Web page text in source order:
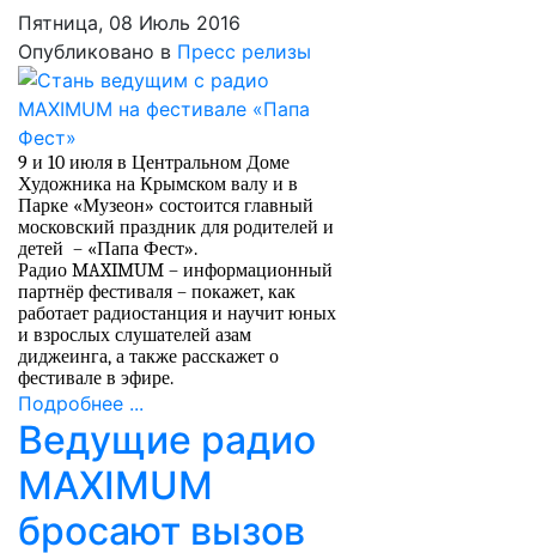
Пятница, 08 Июль 2016
Опубликовано в Пресс релизы
9 и 10 июля в Центральном Доме
Художника на Крымском валу и в
Парке «Музеон» состоится главный
московский праздник для родителей и
детей – «Папа Фест».
Радио MAXIMUM – информационный
партнёр фестиваля – покажет, как
работает радиостанция и научит юных
и взрослых слушателей азам
диджеинга, а также расскажет о
фестивале в эфире.
Подробнее ...
Ведущие радио
MAXIMUM
бросают вызов